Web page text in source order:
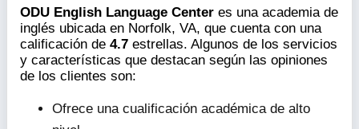
ODU English Language Center es una academia de
inglés ubicada en Norfolk, VA, que cuenta con una
calificación de 4.7 estrellas. Algunos de los servicios
y características que destacan según las opiniones
de los clientes son:
Ofrece una cualificación académica de alto